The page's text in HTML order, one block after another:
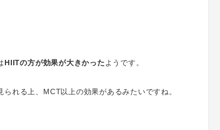
HIITの方が効果が大きかった ようです。
れる上、MCT以上の効果があるみたいですね。